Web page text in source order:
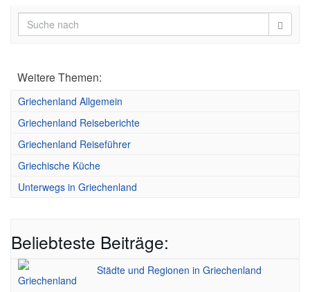
Weitere Themen:
Griechenland Allgemein
Griechenland Reiseberichte
Griechenland Reiseführer
Griechische Küche
Unterwegs in Griechenland
Beliebteste Beiträge:
Städte und Regionen in Griechenland